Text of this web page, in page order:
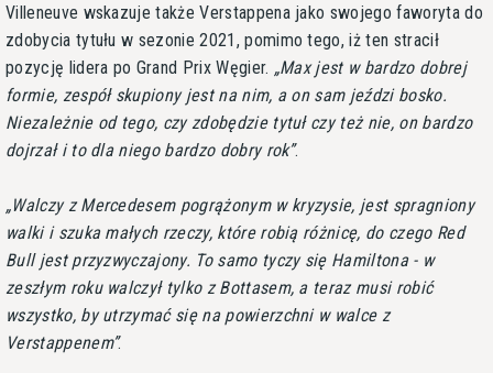
Villeneuve wskazuje także Verstappena jako swojego faworyta do
zdobycia tytułu w sezonie 2021, pomimo tego, iż ten stracił
pozycję lidera po Grand Prix Węgier.
Max jest w bardzo dobrej
formie, zespół skupiony jest na nim, a on sam jeździ bosko.
Niezależnie od tego, czy zdobędzie tytuł czy też nie, on bardzo
dojrzał i to dla niego bardzo dobry rok .
Walczy z Mercedesem pogrążonym w kryzysie, jest spragniony
walki i szuka małych rzeczy, które robią różnicę, do czego Red
Bull jest przyzwyczajony. To samo tyczy się Hamiltona - w
zeszłym roku walczył tylko z Bottasem, a teraz musi robić
wszystko, by utrzymać się na powierzchni w walce z
Verstappenem .